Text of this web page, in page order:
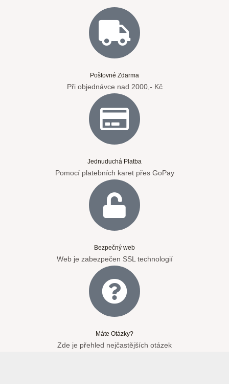
Poštovné Zdarma
Při objednávce nad 2000,- Kč
Jednuduchá Platba
Pomocí platebních karet přes GoPay
Bezpečný web
Web je zabezpečen SSL technologií
Máte Otázky?
Zde je přehled nejčastějších otázek